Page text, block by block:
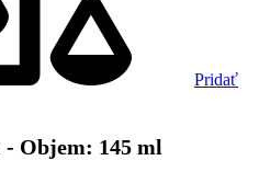
Pridať
- Objem: 145 ml